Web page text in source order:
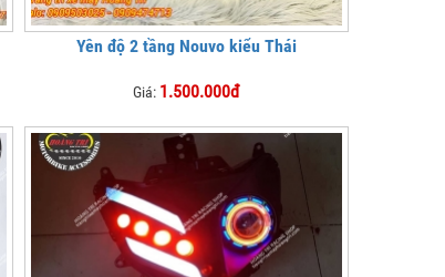
Yên độ 2 tầng Nouvo kiểu Thái
Giá: 1.500.000đ